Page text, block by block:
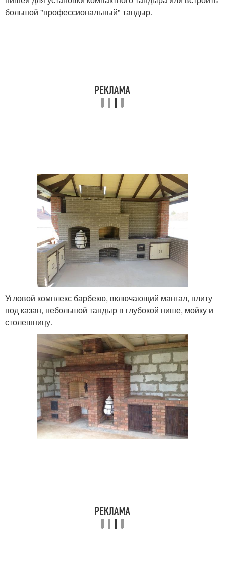
большой "профессиональный" тандыр.
Угловой комплекс барбекю, включающий мангал, плиту
под казан, небольшой тандыр в глубокой нише, мойку и
столешницу.